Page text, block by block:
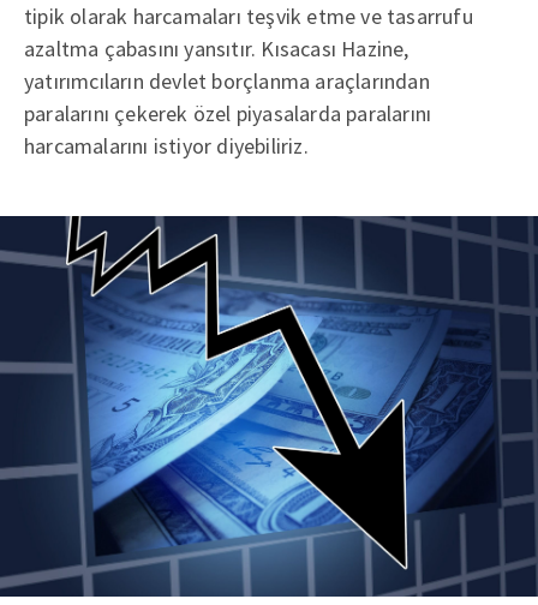
tipik olarak harcamaları teşvik etme ve tasarrufu
azaltma çabasını yansıtır. Kısacası Hazine,
yatırımcıların devlet borçlanma araçlarından
paralarını çekerek özel piyasalarda paralarını
harcamalarını istiyor diyebiliriz.